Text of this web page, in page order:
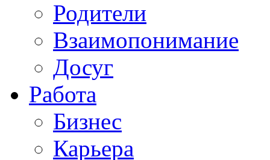
Родители
Взаимопонимание
Досуг
Работа
Бизнес
Карьера